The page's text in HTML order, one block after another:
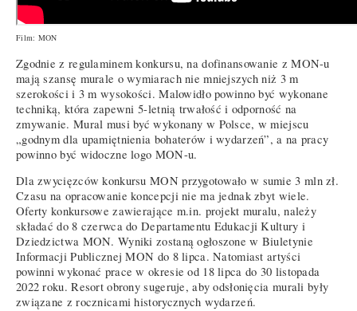
Film: MON
Zgodnie z regulaminem konkursu, na dofinansowanie z MON-u
mają szansę murale o wymiarach nie mniejszych niż 3 m
szerokości i 3 m wysokości. Malowidło powinno być wykonane
techniką, która zapewni 5-letnią trwałość i odporność na
zmywanie. Mural musi być wykonany w Polsce, w miejscu
„godnym dla upamiętnienia bohaterów i wydarzeń”, a na pracy
powinno być widoczne logo MON-u.
Dla zwycięzców konkursu MON przygotowało w sumie 3 mln zł.
Czasu na opracowanie koncepcji nie ma jednak zbyt wiele.
Oferty konkursowe zawierające m.in. projekt muralu, należy
składać do 8 czerwca do Departamentu Edukacji Kultury i
Dziedzictwa MON. Wyniki zostaną ogłoszone w Biuletynie
Informacji Publicznej MON do 8 lipca. Natomiast artyści
powinni wykonać prace w okresie od 18 lipca do 30 listopada
2022 roku. Resort obrony sugeruje, aby odsłonięcia murali były
związane z rocznicami historycznych wydarzeń.